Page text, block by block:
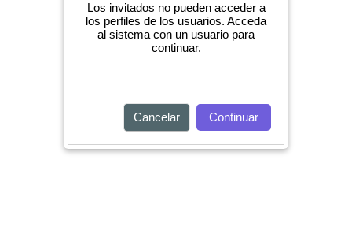
Los invitados no pueden acceder a
los perfiles de los usuarios. Acceda
al sistema con un usuario para
continuar.
Cancelar Continuar